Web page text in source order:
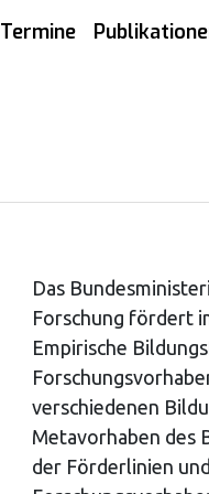
Termine
Das
Forschung fördert
Empirische
verschiedenen
Metavorhaben des
der Förderlinien